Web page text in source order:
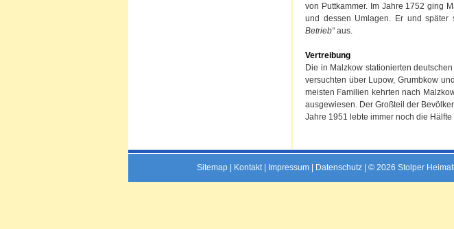
von Puttkammer. Im Jahre 1752 ging
und dessen Umlagen. Er und
Betrieb“aus.
Vertreibung
Die in Malzkow stationierten
versuchten über Lupow, Grumbkow
meisten Familien kehrten nach
ausgewiesen. Der Großteil der
Jahre 1951 lebte immer noch die
Sitemap Kontakt| Impressum Datenschutz | © 2026 Stolper